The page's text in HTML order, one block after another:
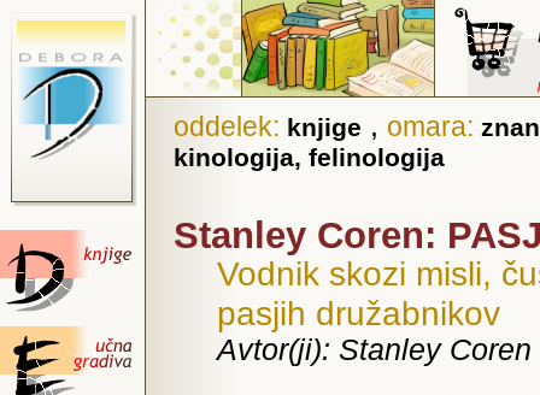
oddelek: knjige , omara:
kinologija, felinologija
Stanley Coren:
Vodnik skozi misli,
pasjih družabnikov
Avtor(ji): Stanley Coren